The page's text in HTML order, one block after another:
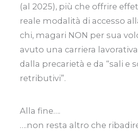
(al 2025), più che offrire
reale modalità di accesso
chi, magari NON per sua
avuto una carriera
dalla precarietà e da “sali e
retributivi”.
Alla fine….
….non resta altro che